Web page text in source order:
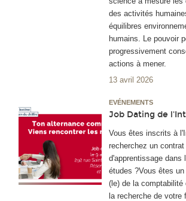
des activités
équilibres
humains. Le pouvoir
progressivement
actions à mener.
13 avril 2026
EVÉNEMENTS
Job Dating de
Vous êtes inscrits à
recherchez un contrat
d'apprentissage dans
études ?Vous êtes un
(le) de la comptabilité
la recherche de votre